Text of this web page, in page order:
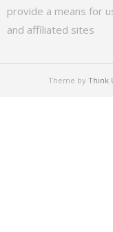
provide a means for
and affiliated sites
Theme by Think